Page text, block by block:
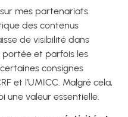
mes partenariats.
des contenus
de visibilité dans
portée et parfois les
consignes
et l’UMICC. Malgré cela,
une valeur essentielle.